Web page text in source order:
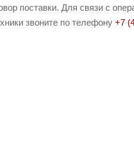
поставки. Для связи с
звоните по телефону +7